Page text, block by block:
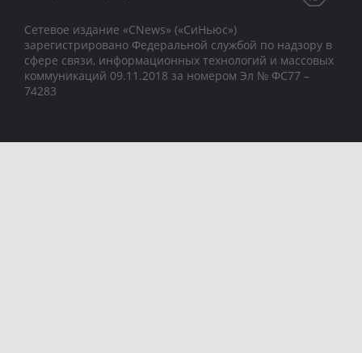
Сетевое издание «CNews» («СиНьюс»)
зарегистрировано Федеральной службой по надзору в
сфере связи, информационных технологий и массовых
коммуникаций 09.11.2018 за номером Эл № ФС77 –
74283